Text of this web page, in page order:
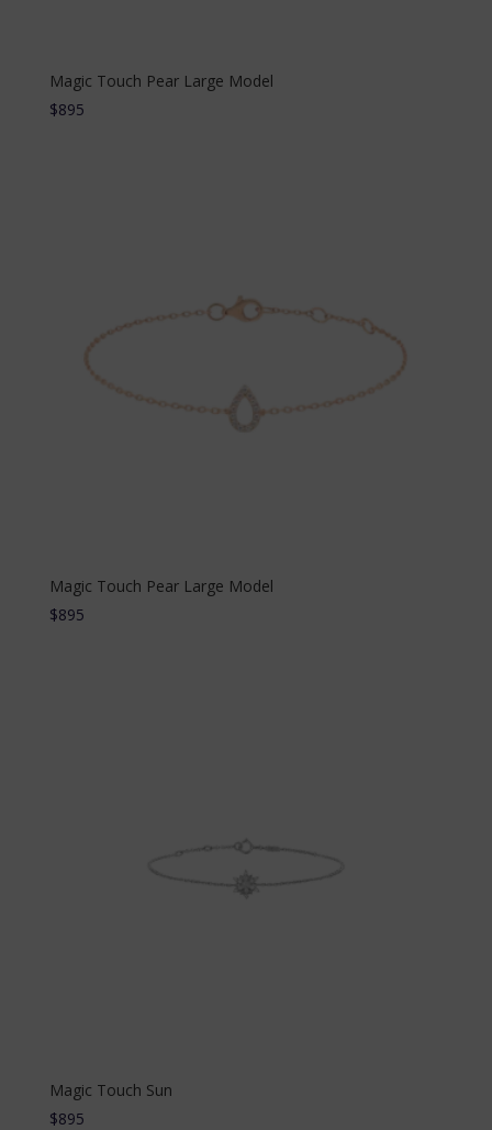
Magic Touch Pear Large Model
$895
Magic Touch Pear Large Model
$895
Magic Touch Sun
$895